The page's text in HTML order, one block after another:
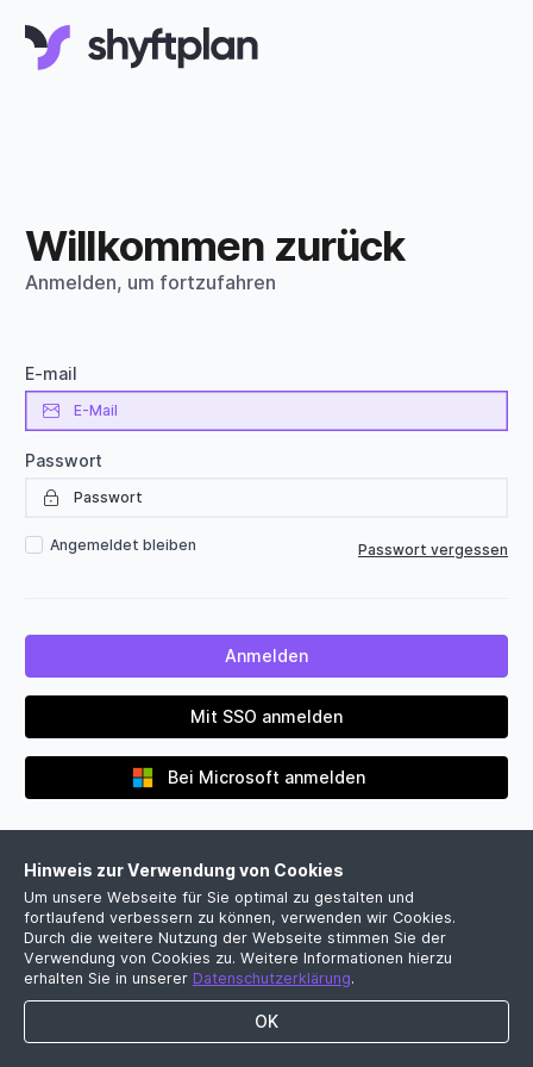
Willkommen zurück
Anmelden, um fortzufahren
E-mail
Passwort
Angemeldet bleiben Passwort vergessen
Mit SSO anmelden
Bei Microsoft anmelden
Noch kein Firmenkonto?
Jetzt kostenlose Demo vereinbaren
Hinweis zur Verwendung von Cookies
Um unsere Webseite für Sie optimal zu gestalten und
fortlaufend verbessern zu können, verwenden wir Cookies.
Durch die weitere Nutzung der Webseite stimmen Sie der
Verwendung von Cookies zu. Weitere Informationen hierzu
erhalten Sie in unserer Datenschutzerklärung.
OK